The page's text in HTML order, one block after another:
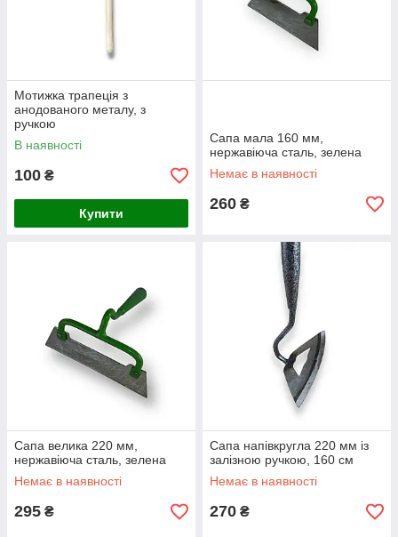
Мотижка трапеція з
анодованого металу, з
ручкою
В наявності
100 ₴
Купити
Сапа мала 160 мм,
нержавіюча сталь, зелена
Немає в наявності
260 ₴
Сапа велика 220 мм,
нержавіюча сталь, зелена
Немає в наявності
295 ₴
Сапа напівкругла 220 мм із
залізною ручкою, 160 см
Немає в наявності
270 ₴